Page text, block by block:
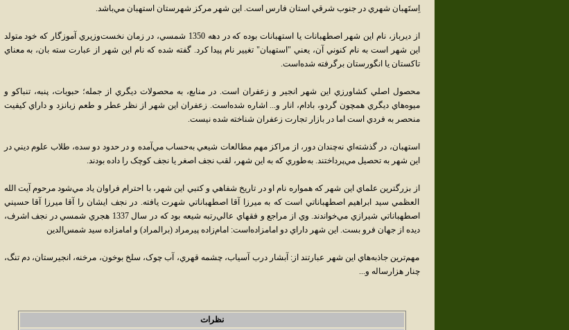
اِستَهبان شهري در جنوب شرقي استان فارس است. اين شهر مرکز شهرستان استهبان مي‌باشد.
از ديرباز، نام اين شهر اصطهبانات يا استهبانات بوده که در دهه 1350 شمسي، در زمان نخست‌وزيري آموزگار که خود متولد
اين شهر است به نام کنوني آن، يعني "استهبان" تغيير نام پيدا کرد. گفته شده که نام اين شهر از عبارت سته بان، به معناي
تاکستان يا انگورستان برگرفته شده‌است.
محصول اصلي کشاورزي اين شهر انجير و زعفران است. در منابع، به محصولات ديگري از جمله؛ حبوبات، پنبه، تنباکو و
ميوه‌هاي ديگري همچون گردو، بادام، انار و... اشاره شده‌است. زعفران اين شهر از نظر عطر و طعم زبانزد و داراي کيفيت
منحصر به فردي است اما در بازار تجارت زعفران شناخته شده نيست.
استهبان، در گذشته‌اي نه‌چندان دور، از مراکز مهم مطالعات شيعي به‌حساب مي‌آمده و در حدود دو سده، طلاب علوم ديني در
اين شهر به تحصيل مي‌پرداختند. به‌طوري که به اين شهر، لقب نجف اصغر يا نجف کوچک را داده بودند.
از بزرگترين علماي اين شهر که همواره نام او در تاريخ شفاهي و کتبي اين شهر، با احترام فراوان ياد مي‌شود مرحوم آيت الله
العظمي سيد ابراهيم اصطهباناتي است که به ميرزا آقا اصطهباناتي شهرت يافته. در نجف ايشان را آقا ميرزا آقا حسيني
اصطهباناتي شيرازي مي‌خواندند. وي از مراجع و فقهاي عالي‌رتبه شيعه بود که در سال 1337 هجري شمسي در نجف اشرف،
ديده از جهان فرو بست. اين شهر داراي دو امامزاده‌است: امام‌زاده پيرمراد (برالمراد) و امامزاده سيد شمس‌الدين
مهم‌ترين جاذبه‌هاي اين شهر عبارتند از: آبشار درب آسياب، چشمه قهري، آب چوک، سلخ بوخون، مرخنه، انجيرستان، دم تنگ،
چنار هزارساله و...
نظرات